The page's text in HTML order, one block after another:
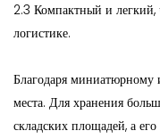
2.3 Компактный и легкий,
логистике.
Благодаря миниатюрному
места. Для хранения
складских площадей, а